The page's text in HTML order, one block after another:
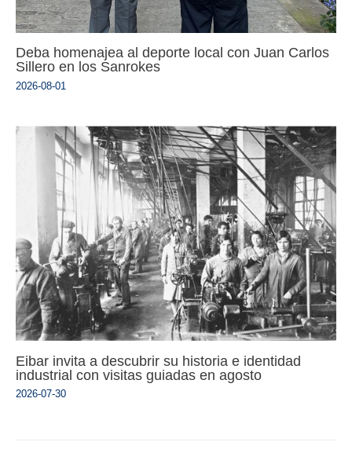
Deba homenajea al deporte local con Juan Carlos
Sillero en los Sanrokes
2026-08-01
Eibar invita a descubrir su historia e identidad
industrial con visitas guiadas en agosto
2026-07-30